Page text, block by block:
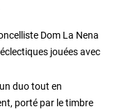
Dom La Nena
jouées avec
duo tout en
porté par le timbre